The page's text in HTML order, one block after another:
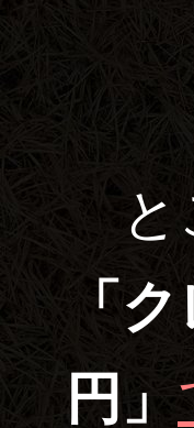
と
「
円」